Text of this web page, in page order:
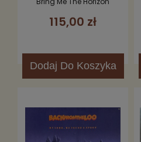
115,00 zł
Dodaj Do Koszyka